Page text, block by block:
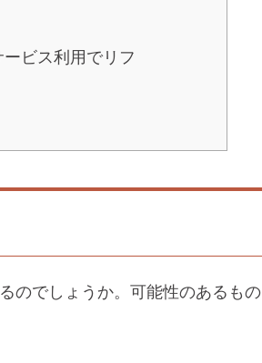
ビス利用でリフ
のでしょうか。可能性のあるもの